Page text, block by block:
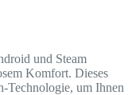
und Steam
Komfort. Dieses
Technologie, um Ihnen